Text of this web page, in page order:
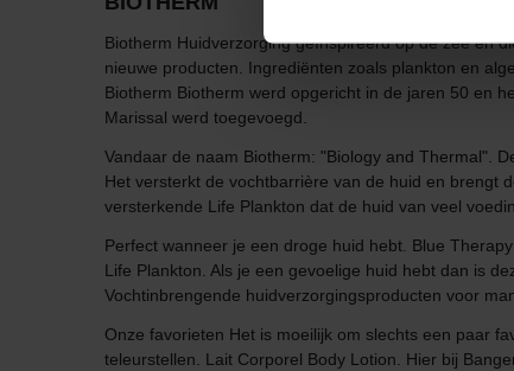
Biotherm Huidverzorging geïnspireerd op de zee en
nieuwe producten. Ingrediënten zoals plankton en
Biotherm Biotherm werd opgericht in de jaren 50 en
Marissal werd toegevoegd.
Vandaar de naam Biotherm: "Biology and Thermal".
Het versterkt de vochtbarrière van de huid en brengt
versterkende Life Plankton dat de huid van veel
Perfect wanneer je een droge huid hebt. Blue
Life Plankton. Als je een gevoelige huid hebt dan is
Vochtinbrengende huidverzorgingsproducten voor
Onze favorieten Het is moeilijk om slechts een paar
teleurstellen. Lait Corporel Body Lotion. Hier bij